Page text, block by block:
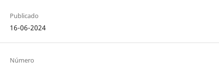
Publicado
16-06-2024
Número